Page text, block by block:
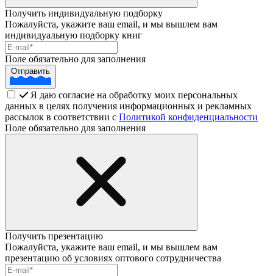
Получить индивидуальную подборку
Пожалуйста, укажите ваш email, и мы вышлем вам
индивидуальную подборку книг
Поле обязательно для заполнения
Отправить
Я даю согласие на обработку моих персональных
данных в целях получения информационных и рекламных
рассылок в соответствии с Политикой конфиденциальности
Поле обязательно для заполнения
Получить презентацию
Пожалуйста, укажите ваш email, и мы вышлем вам
презентацию об условиях оптового сотрудничества